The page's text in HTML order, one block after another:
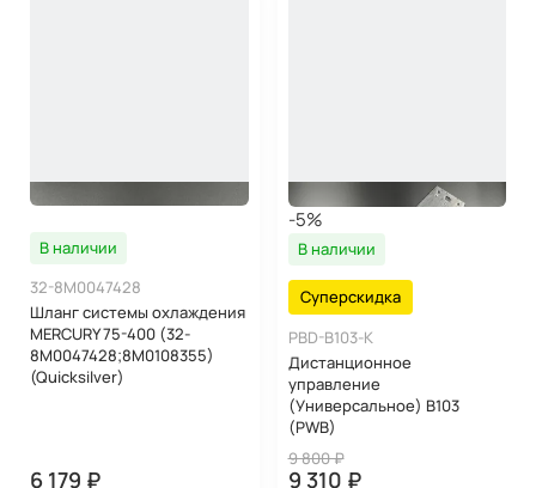
В наличии
32-8M0047428
Шланг системы охлаждения
MERCURY 75-400 (32-
8M0047428;8M0108355)
(Quicksilver)
6 179 ₽
-5%
В наличии
Суперскидка
PBD-B103-K
Дистанционное
управление
(Универсальное) B103
(PWB)
9 800 ₽
9 310 ₽